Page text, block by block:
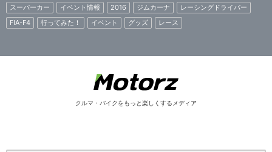
スーパーカー
イベント情報 2016 ジムカーナ
レーシングドライバー
FIA-F4
行ってみた！ イベント グッズ レース
クルマ・バイクをもっと楽しくするメディア